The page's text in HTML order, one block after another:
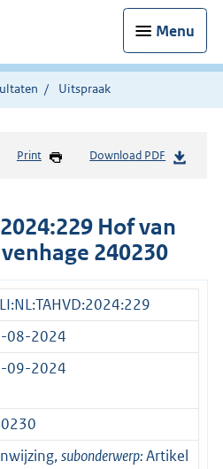
Menu
Uitspraak
Print Download PDF
Hof van
240230
08-2024
09-2024
subonderwerp:Artikel